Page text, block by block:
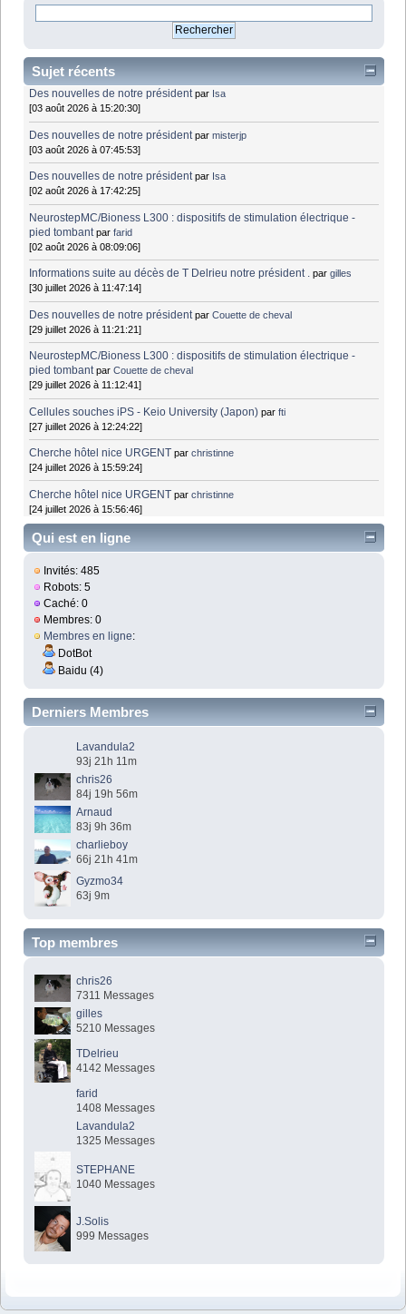
Sujet récents
Des nouvelles de notre président par Isa
[03 août 2026 à 15:20:30]
Des nouvelles de notre président parmisterjp
[03 août 2026 à 07:45:53]
Des nouvelles de notre président par Isa
[02 août 2026 à 17:42:25]
NeurostepMC/Bioness L300 : dispositifs de stimulation électrique -
pied tombant parfarid
[02 août 2026 à 08:09:06]
Informations suite au décès de T Delrieu notre président . pargilles
[30 juillet 2026 à 11:47:14]
Des nouvelles de notre président parCouette de cheval
[29 juillet 2026 à 11:21:21]
NeurostepMC/Bioness L300 : dispositifs de stimulation électrique -
pied tombant parCouette de cheval
[29 juillet 2026 à 11:12:41]
Cellules souches iPS - Keio University (Japon) parfti
[27 juillet 2026 à 12:24:22]
Cherche hôtel nice URGENT parchristinne
[24 juillet 2026 à 15:59:24]
Cherche hôtel nice URGENT parchristinne
[24 juillet 2026 à 15:56:46]
Qui est en ligne
Invités: 485
Robots: 5
Caché: 0
Membres: 0
Membres en ligne:
DotBot
Baidu (4)
Derniers Membres
Lavandula2
93j 21h 11m
chris26
84j 19h 56m
Arnaud
83j 9h 36m
charlieboy
66j 21h 41m
Gyzmo34
63j 9m
Top membres
chris26
7311 Messages
gilles
5210 Messages
TDelrieu
4142 Messages
farid
1408 Messages
Lavandula2
1325 Messages
STEPHANE
1040 Messages
J.Solis
999 Messages